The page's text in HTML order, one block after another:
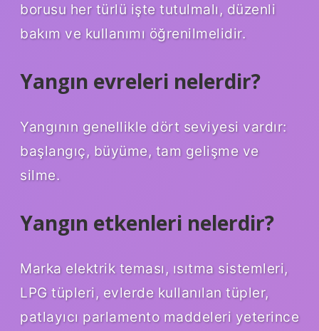
borusu her türlü işte tutulmalı, düzenli
bakım ve kullanımı öğrenilmelidir.
Yangın evreleri nelerdir?
Yangının genellikle dört seviyesi vardır:
başlangıç, büyüme, tam gelişme ve
silme.
Yangın etkenleri nelerdir?
Marka elektrik teması, ısıtma sistemleri,
LPG tüpleri, evlerde kullanılan tüpler,
patlayıcı parlamento maddeleri yeterince